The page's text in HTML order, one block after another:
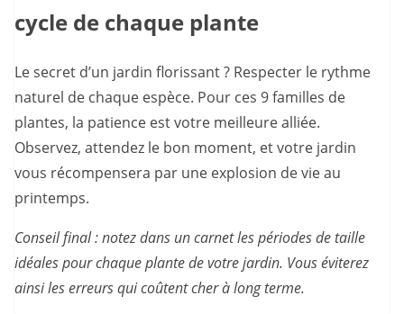
cycle de chaque plante
Le secret d’un jardin florissant ? Respecter le rythme
naturel de chaque espèce. Pour ces 9 familles de
plantes, la patience est votre meilleure alliée.
Observez, attendez le bon moment, et votre jardin
vous récompensera par une explosion de vie au
printemps.
Conseil final : notez dans un carnet les périodes de taille
idéales pour chaque plante de votre jardin. Vous éviterez
ainsi les erreurs qui coûtent cher à long terme.